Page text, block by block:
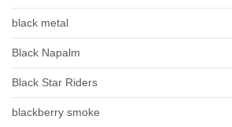
black metal
Black Napalm
Black Star Riders
blackberry smoke